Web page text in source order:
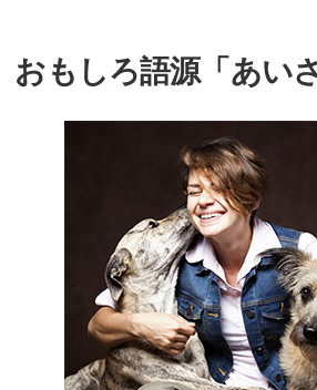
おもしろ語源「あい